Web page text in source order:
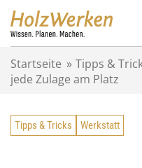
Startseite » Tipps &
jede Zulage am Platz
Tipps & Tricks Werkstatt